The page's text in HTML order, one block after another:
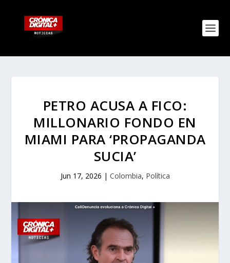
PETRO ACUSA A FICO:
MILLONARIO FONDO EN
MIAMI PARA ‘PROPAGANDA
SUCIA’
Jun 17, 2026 | Colombia, Política